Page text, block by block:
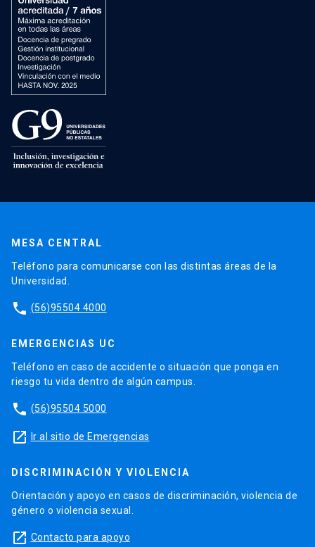
MESA CENTRAL
Teléfono para comunicarse con las distintas áreas de la
Universidad.
phone (56)95504 4000
EMERGENCIAS UC
Teléfono en caso de accidente o situación que ponga en
riesgo tu vida dentro de algún campus.
phone (56)95504 5000
launch Ir al sitio de Emergencias
DISCRIMINACIÓN Y VIOLENCIA
Orientación y apoyo en casos de discriminación, violencia de
género o violencia sexual.
launch Contacto para apoyo